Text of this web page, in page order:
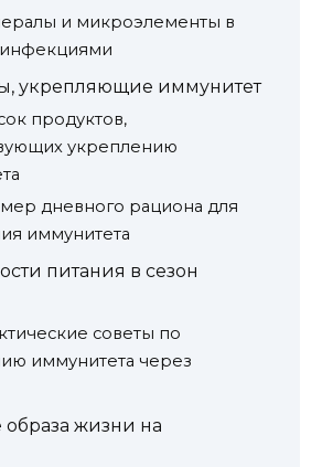
и микроэлементы в
укрепляющие иммунитет
продуктов,
укреплению
дневного рациона для
иммунитета
питания в сезон
советы по
иммунитета через
жизни на